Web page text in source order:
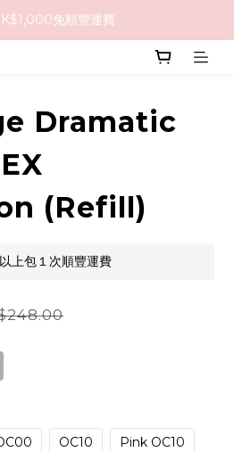
免順豐運費
免順豐運費
Dramatic
(Refill)
上包１次順豐運費
OC10 Pink OC10